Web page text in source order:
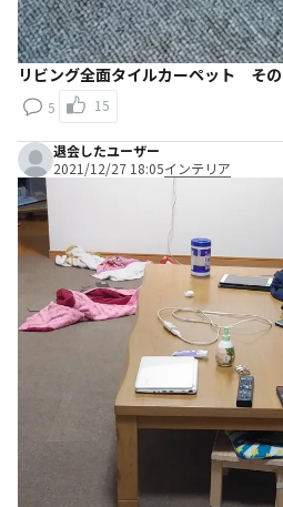
リビング全面タイルカーペット そ
5 15
退会したユーザー
2021/12/27 18:05インテリア